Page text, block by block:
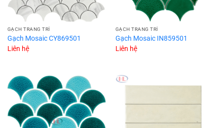
GẠCH TRANG TRÍ
Gạch Mosaic CY869501
Liên hệ
GẠCH TRANG TRÍ
Gạch Mosaic IN859501
Liên hệ